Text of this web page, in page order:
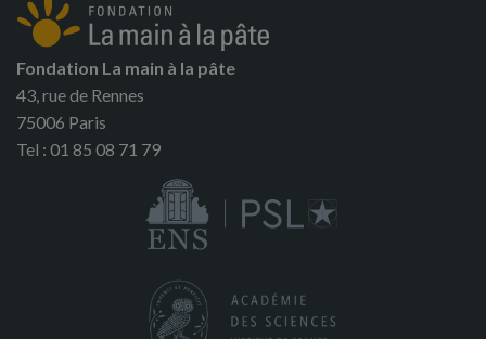
Fondation La main à la pâte
43, rue de Rennes
75006 Paris
Tel : 01 85 08 71 79